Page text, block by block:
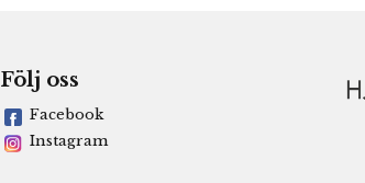
Följ oss
Facebook
Instagram